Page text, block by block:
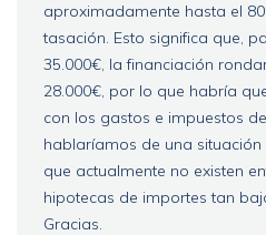
aproximadamente hasta el
tasación. Esto significa que,
35.000€, la financiación
28.000€, por lo que habría
con los gastos e impuestos
hablaríamos de una
que actualmente no existen
hipotecas de importes tan
Gracias.